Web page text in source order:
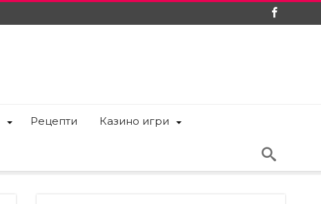
Рецепти Казино игри